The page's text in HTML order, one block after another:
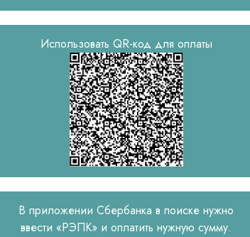
Использовать QR-код для оплаты
В приложении Сбербанка в поиске нужно
ввести «РЭПК» и оплатить нужную сумму.